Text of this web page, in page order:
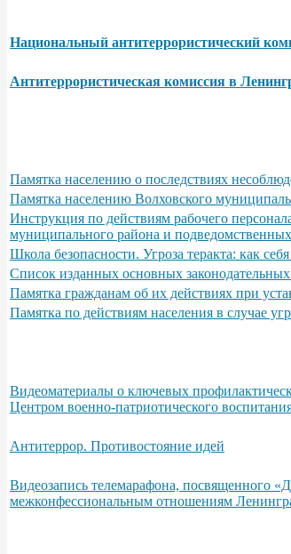
Национальный антитеррористический
Антитеррористическая комиссия в
Памятка населению о последствиях
Памятка населению Волховского
Инструкция по действиям рабочего
муниципального района и подведомственных
Школа безопасности. Угроза теракта: как
Список изданных основных
Памятка гражданам об их действиях при
Памятка по действиям населения в случае
Видеоматериалы о ключевых
Центром военно-патриотического
Антитеррор. Противостояние идей
Видеозапись телемарафона, посвященного
межконфессиональным отношениям